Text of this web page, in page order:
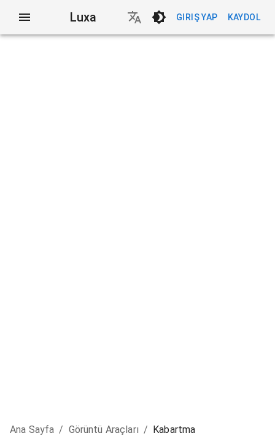
Luxa GIRIŞ YAP KAYDOL
Ana Sayfa / Görüntü Araçları / Kabartma